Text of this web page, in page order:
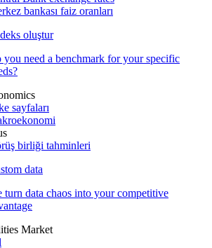
bankası faiz oranları
oluştur
you need a benchmark for your specific
sayfaları
birliği tahminleri
data
turn data chaos into your competitive
Market